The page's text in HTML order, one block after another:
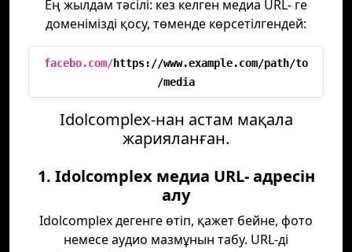
Ең жылдам тәсілі: кез келген медиа URL- ге
доменімізді қосу, төменде көрсетілгендей:
facebo.com/https://www.example.com/path/to
/media
Idolcomplex-нан астам мақала
жарияланған.
1. Idolcomplex медиа URL- адресін
алу
Idolcomplex дегенге өтіп, қажет бейне, фото
немесе аудио мазмұнын табу. URL-ді